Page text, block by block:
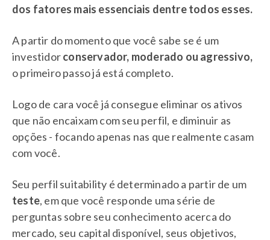
dos fatores mais essenciais dentre todos esses.
A partir do momento que você sabe se é um
investidorconservador, moderado ou agressivo,
o primeiro passo já está completo.
Logo de cara você já consegue eliminar os ativos
que não encaixam com seu perfil, e diminuir as
opções - focando apenas nas que realmente casam
com você.
Seu perfil suitability é determinado a partir de um
teste, em que você responde uma série de
perguntas sobre seu conhecimento acerca do
mercado, seu capital disponível, seus objetivos,